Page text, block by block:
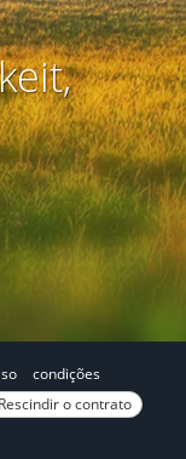
condições
Rescindir o contrato